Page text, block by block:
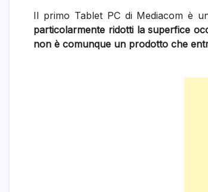
Il primo Tablet PC di Mediacom è
particolarmente ridotti la superfice
non è comunque un prodotto che